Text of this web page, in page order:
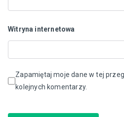
Witryna internetowa
Zapamiętaj moje dane w tej
kolejnych komentarzy.